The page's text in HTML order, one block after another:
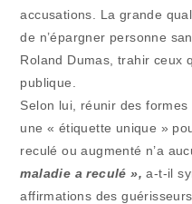
accusations. La grande
de n’épargner personne
Roland Dumas, trahir ceux
publique.
Selon lui, réunir des
une « étiquette unique »
reculé ou augmenté n’a
maladie a reculé »,a-t-il
affirmations des